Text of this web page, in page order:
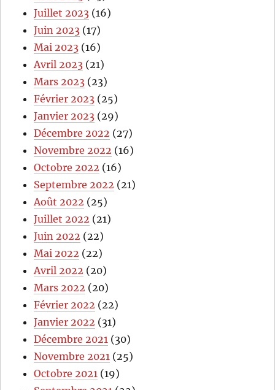
Juillet 2023 (16)
Juin 2023 (17)
Mai 2023 (16)
Avril 2023 (21)
Mars 2023 (23)
Février 2023 (25)
Janvier 2023 (29)
Décembre 2022 (27)
Novembre 2022 (16)
Octobre 2022 (16)
Septembre 2022 (21)
Août 2022 (25)
Juillet 2022 (21)
Juin 2022 (22)
Mai 2022 (22)
Avril 2022 (20)
Mars 2022 (20)
Février 2022 (22)
Janvier 2022 (31)
Décembre 2021 (30)
Novembre 2021 (25)
Octobre 2021 (19)